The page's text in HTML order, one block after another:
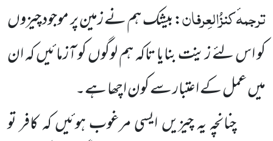
ترجمۂکنزُالعِرفان:بیشک ہم نے زمین پر موجود چیزوں
کو اس لئے زینت بنایا تاکہ ہم لوگوں کو آزمائیں کہ ان
میں عمل کے اعتبار سے کون اچھا ہے۔
چنانچہ یہ چیزیں ایسی مرغوب ہوئیں کہ کافر تو